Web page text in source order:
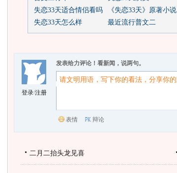
失恋33天适合情侣看吗
《失恋33天》原著小说
失恋33天怎么样
最近流行普文二
登录/注册
发表给力评论！看新闻，说两句。
表情 辩论
二月二抬头龙见喜